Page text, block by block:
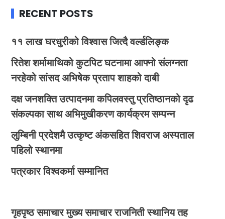
RECENT POSTS
११ लाख घरधुरीको विश्वास जित्दै वर्ल्डलिङ्क
रितेश शर्मामाथिको कुटपिट घटनामा आफ्नो संलग्नता
नरहेको सांसद अभिषेक प्रताप शाहको दाबी
दक्ष जनशक्ति उत्पादनमा कपिलवस्तु प्रतिष्ठानको दृढ
संकल्पका साथ अभिमुखीकरण कार्यक्रम सम्पन्न
लुम्बिनी प्रदेशमै उत्कृष्ट अंकसहित शिवराज अस्पताल
पहिलो स्थानमा
पत्रकार विश्वकर्मा सम्मानित
गृहपृष्ठ समाचार मुख्य समाचार राजनिती स्थानिय तह